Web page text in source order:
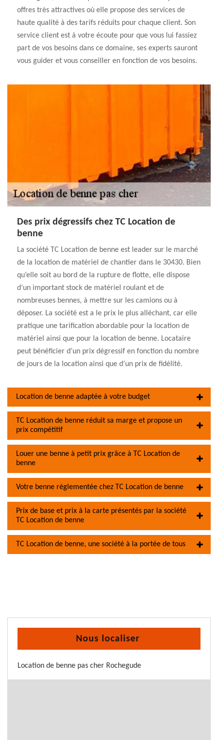
offres très attractives où elle propose des services de
haute qualité à des tarifs réduits pour chaque client. Son
service client est à votre écoute pour que vous lui fassiez
part de vos besoins dans ce domaine, ses experts sauront
vous guider et vous conseiller en fonction de vos besoins.
Des prix dégressifs chez TC Location de
benne
La société TC Location de benne est leader sur le marché
de la location de matériel de chantier dans le 30430. Bien
qu’elle soit au bord de la rupture de flotte, elle dispose
d’un important stock de matériel roulant et de
nombreuses bennes, à mettre sur les camions ou à
déposer. La société est a le prix le plus alléchant, car elle
pratique une tarification abordable pour la location de
matériel ainsi que pour la location de benne. Locataire
peut bénéficier d’un prix dégressif en fonction du nombre
de jours de la location ainsi que d’un prix de fidélité.
Location de benne adaptée à votre budget
TC Location de benne réduit sa marge et propose un
prix compétitif
Louer une benne à petit prix grâce à TC Location de
benne
Votre benne réglementée chez TC Location de benne
Prix de base et prix à la carte présentés par la société
TC Location de benne
TC Location de benne, une société à la portée de tous
Nous localiser
Location de benne pas cher Rochegude